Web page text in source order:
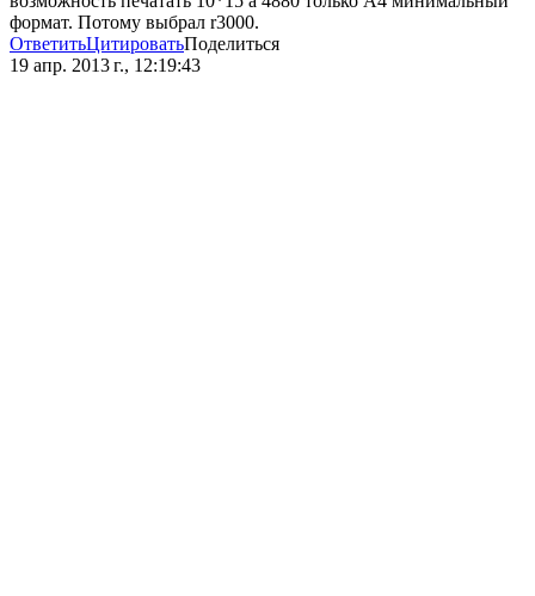
формат. Потому выбрал r3000.
ОтветитьЦитироватьПоделиться
19 апр. 2013 г., 12:19:43